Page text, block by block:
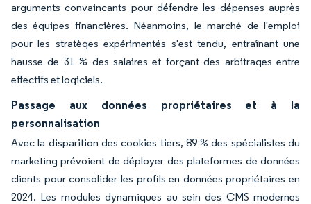
arguments convaincants pour défendre les dépenses auprès
des équipes financières. Néanmoins, le marché de l'emploi
pour les stratèges expérimentés s'est tendu, entraînant une
hausse de 31 % des salaires et forçant des arbitrages entre
effectifs et logiciels.
Passage aux données propriétaires et à la
personnalisation
Avec la disparition des cookies tiers, 89 % des spécialistes du
marketing prévoient de déployer des plateformes de données
clients pour consolider les profils en données propriétaires en
2024. Les modules dynamiques au sein des CMS modernes